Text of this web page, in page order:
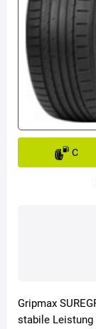
C
Gripmax
stabile Leistung